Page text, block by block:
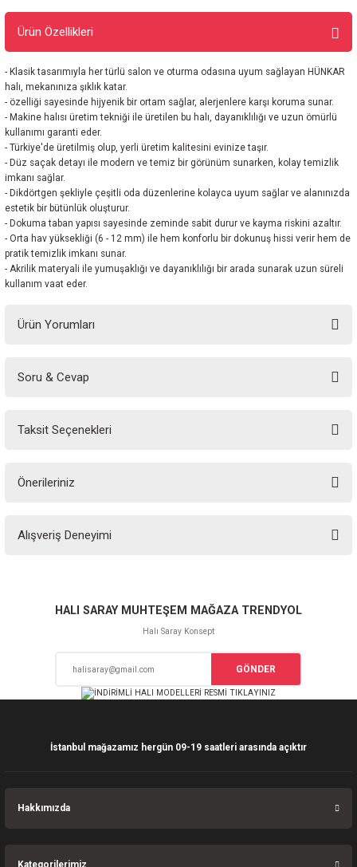
Ürün Özellikleri
- Klasik tasarımıyla her türlü salon ve oturma odasına uyum sağlayan HÜNKAR
halı, mekanınıza şıklık katar.
- özelliği sayesinde hijyenik bir ortam sağlar, alerjenlere karşı koruma sunar.
- Makine halısı üretim tekniği ile üretilen bu halı, dayanıklılığı ve uzun ömürlü
kullanımı garanti eder.
- Türkiye'de üretilmiş olup, yerli üretim kalitesini evinize taşır.
- Düz saçak detayı ile modern ve temiz bir görünüm sunarken, kolay temizlik
imkanı sağlar.
- Dikdörtgen şekliyle çeşitli oda düzenlerine kolayca uyum sağlar ve alanınızda
estetik bir bütünlük oluşturur.
- Dokuma taban yapısı sayesinde zeminde sabit durur ve kayma riskini azaltır.
- Orta hav yüksekliği (6 - 12 mm) ile hem konforlu bir dokunuş hissi verir hem de
pratik temizlik imkanı sunar.
- Akrilik materyali ile yumuşaklığı ve dayanıklılığı bir arada sunarak uzun süreli
kullanım vaat eder.
Ürün Yorumları
Soru & Cevap
Taksit Seçenekleri
Önerileriniz
yetersiz gördüğünüz noktaları öneri formunu kullanarak tarafımıza
Ürün resmi kalitesiz, bozuk veya görüntülenemiyor.
Ürün açıklamasında eksik bilgiler bulunuyor.
Bu ürüne benzer farklı alternatifler olmalı.
Alışveriş Deneyimi
Sitemize ilk yorumu siz yapın!
HALI SARAY MUHTEŞEM MAĞAZA TRENDYOL
Halı Saray Konsept
GÖNDER
İstanbul mağazamız hergün 09-19 saatleri arasında açıktır
Hakkımızda